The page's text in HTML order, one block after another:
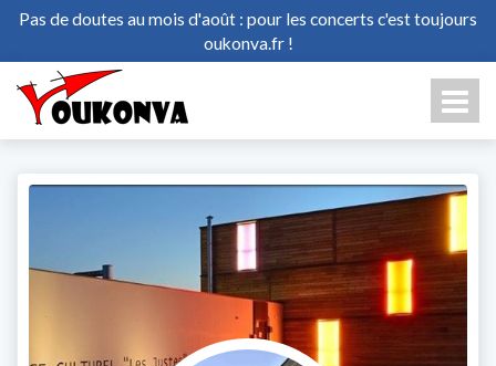
Pas de doutes au mois d'août : pour les concerts c'est toujours
oukonva.fr !